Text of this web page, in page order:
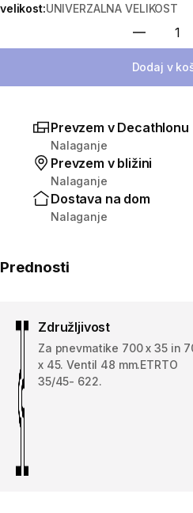
velikost:UNIVERZALNA VELIKOST
Dodaj v
Prevzem v Decathlonu
Nalaganje
Prevzem v bližini
Nalaganje
Dostava na dom
Nalaganje
Prednosti
Združljivost
Za pnevmatike 700 x 35 in
x 45. Ventil 48 mm.ETRTO
35/45- 622.